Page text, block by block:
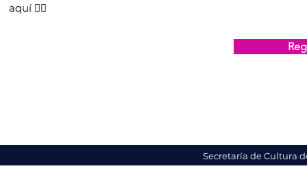
aquí 👇🏻
Secretaría de Cultura